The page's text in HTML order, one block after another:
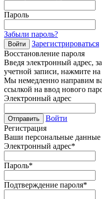
Пароль
Забыли пароль?
Войти
Зарегистрироваться
Восстановление пароля
Введя электронный адрес,
учетной записи, нажмите
Мы немедленно направим
ссылкой на ввод нового
Электронный адрес
Отправить
Войти
Регистрация
Ваши персональные данные
Электронный адрес*
Пароль*
Подтверждение пароля*